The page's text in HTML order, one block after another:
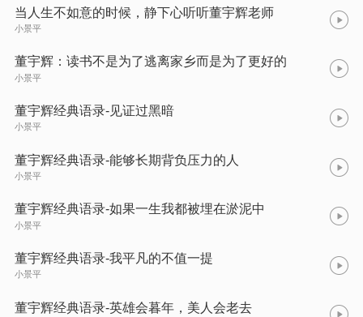
当人生不如意的时候，静下心听听董宇辉老师
小景平
董宇辉：读书不是为了逃离家乡而是为了更好的
小景平
董宇辉经典语录-见证过黑暗
小景平
董宇辉经典语录-能够长期背负压力的人
小景平
董宇辉经典语录-如果一生我都被埋在淤泥中
小景平
董宇辉经典语录-我平凡的不值一提
小景平
董宇辉经典语录-英雄会暮年，美人会老去